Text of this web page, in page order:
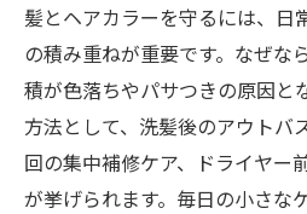
髪とヘアカラーを守るには、日
の積み重ねが重要です。なぜな
積が色落ちやパサつきの原因と
方法として、洗髪後のアウトバ
回の集中補修ケア、ドライヤー
が挙げられます。毎日の小さな